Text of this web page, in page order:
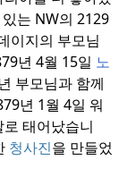
는 NW의 2129
이지의 부모님
년 4월 15일 노
부모님과 함께
년 1월 4일 워
로 태어났습니
청사진을 만들었